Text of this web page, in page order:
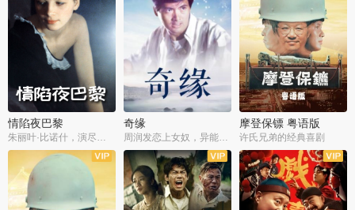
情陷夜巴黎
朱丽叶·比诺什，演尽失爱之痛
奇缘
周润发恋上女奴，异能护体战邪派
摩登保镖 粤语版
许氏兄弟的经典喜剧